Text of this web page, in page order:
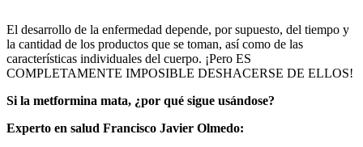
El desarrollo de la enfermedad depende, por supuesto, del tiempo y
la cantidad de los productos que se toman, así como de las
características individuales del cuerpo. ¡Pero ES
COMPLETAMENTE IMPOSIBLE DESHACERSE DE ELLOS!
Si la metformina mata, ¿por qué sigue usándose?
Experto en salud Francisco Javier Olmedo: